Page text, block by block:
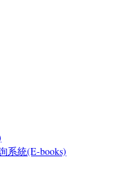
系統(E-books)